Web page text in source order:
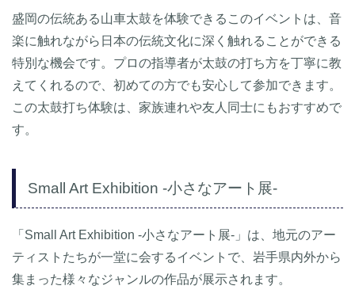
盛岡の伝統ある山車太鼓を体験できるこのイベントは、音
楽に触れながら日本の伝統文化に深く触れることができる
特別な機会です。プロの指導者が太鼓の打ち方を丁寧に教
えてくれるので、初めての方でも安心して参加できます。
この太鼓打ち体験は、家族連れや友人同士にもおすすめで
す。
Small Art Exhibition -小さなアート展-
「Small Art Exhibition -小さなアート展-」は、地元のアー
ティストたちが一堂に会するイベントで、岩手県内外から
集まった様々なジャンルの作品が展示されます。